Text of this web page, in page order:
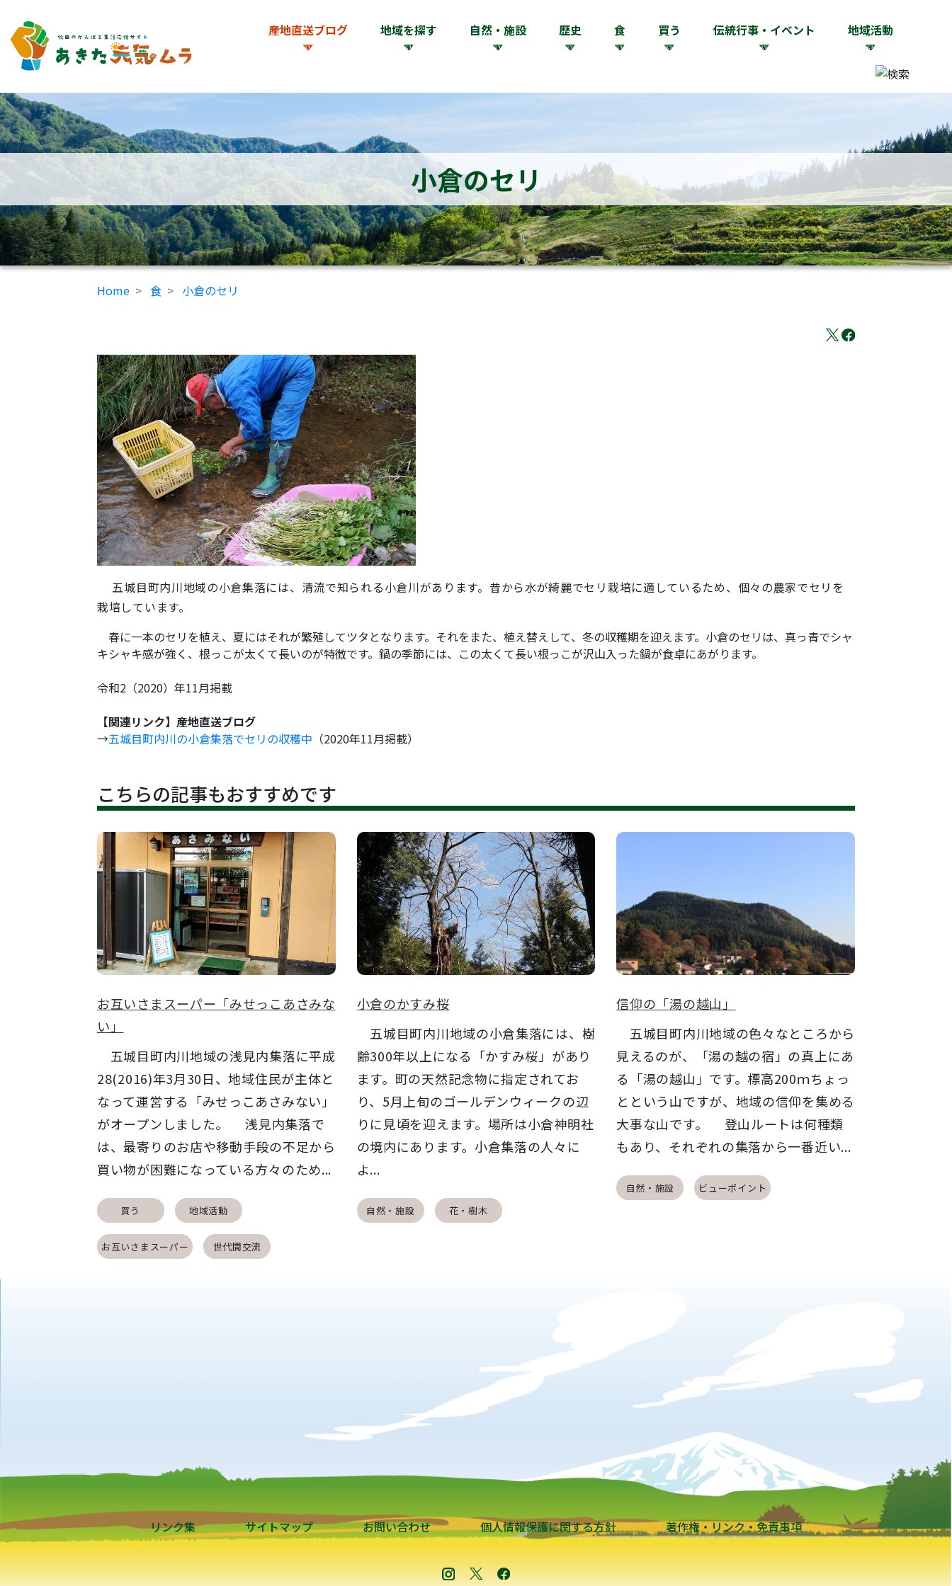
産地直送ブログ 地域を探す 自然・施設 歴史 食 買う 伝統行事・イベント 地域活動
小倉のセリ
Home 食 小倉のセリ
五城目町内川地域の小倉集落には、清流で知られる小倉川があります。昔から水が綺麗でセリ栽培に適しているため、個々の農家でセリを
栽培しています。
春に一本のセリを植え、夏にはそれが繁殖してツタとなります。それをまた、植え替えして、冬の収穫期を迎えます。小倉のセリは、真っ青でシャ
キシャキ感が強く、根っこが太くて長いのが特徴です。鍋の季節には、この太くて長い根っこが沢山入った鍋が食卓にあがります。
令和2（2020）年11月掲載
【関連リンク】産地直送ブログ
→五城目町内川の小倉集落でセリの収穫中 （2020年11月掲載）
こちらの記事もおすすめです
お互いさまスーパー「みせっこあさみな
い」
五城目町内川地域の浅見内集落に平成
28(2016)年3月30日、地域住民が主体と
なって運営する「みせっこあさみない」
がオープンしました。 浅見内集落で
は、最寄りのお店や移動手段の不足から
買い物が困難になっている方々のため...
買う 地域活動
お互いさまスーパー 世代間交流
小倉のかすみ桜
五城目町内川地域の小倉集落には、樹
齢300年以上になる「かすみ桜」があり
ます。町の天然記念物に指定されてお
り、5月上旬のゴールデンウィークの辺
りに見頃を迎えます。場所は小倉神明社
の境内にあります。小倉集落の人々に
よ...
自然・施設 花・樹木
信仰の「湯の越山」
五城目町内川地域の色々なところから
見えるのが、「湯の越の宿」の真上にあ
る「湯の越山」です。標高200ｍちょっ
とという山ですが、地域の信仰を集める
大事な山です。 登山ルートは何種類
もあり、それぞれの集落から一番近い...
自然・施設 ビューポイント
リンク集 サイトマップ お問い合わせ 個人情報保護に関する方針 著作権・リンク・免責事項